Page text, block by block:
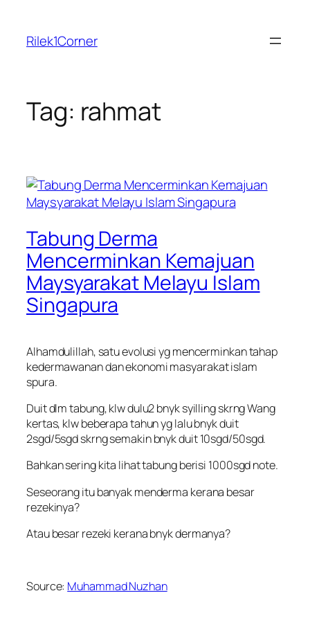
content
Rilek1Corner
Tag: rahmat
Tabung Derma
Mencerminkan Kemajuan
Maysyarakat Melayu Islam
Singapura
Alhamdulillah, satu evolusi yg mencerminkan tahap
kedermawanan dan ekonomi masyarakat islam
spura.
Duit dlm tabung, klw dulu2 bnyk syilling skrng Wang
kertas, klw beberapa tahun yg lalu bnyk duit
2sgd/5sgd skrng semakin bnyk duit 10sgd/50sgd.
Bahkan sering kita lihat tabung berisi 1000sgd note.
Seseorang itu banyak menderma kerana besar
rezekinya?
Atau besar rezeki kerana bnyk dermanya?
Source: Muhammad Nuzhan